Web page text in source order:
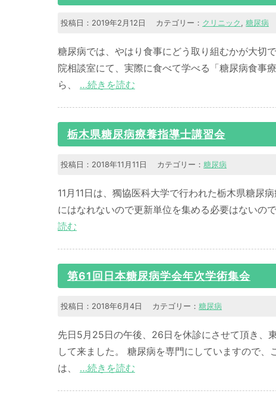
投稿日：2019年2月12日 カテゴリー： クリニック, 糖尿病
糖尿病では、やはり食事にどう取り組むかが大切
院相談室にて、実際に食べて学べる「糖尿病食事
ら、 …続きを読む
栃木県糖尿病療養指導士講習会
投稿日：2018年11月11日 カテゴリー： 糖尿病
11月11日は、獨協医科大学で行われた栃木県糖
にはなれないので更新単位を集める必要はないの
読む
第61回日本糖尿病学会年次学術集会
投稿日：2018年6月4日 カテゴリー： 糖尿病
先日5月25日の午後、26日を休診にさせて頂き、
して来ました。 糖尿病を専門にしていますので
は、 …続きを読む